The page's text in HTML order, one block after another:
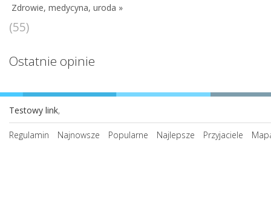
Zdrowie, medycyna, uroda »
(55)
Ostatnie opinie
Testowy link,
Regulamin Najnowsze Popularne Najlepsze Przyjaciele